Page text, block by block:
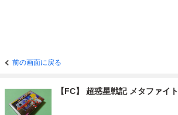
前の画面に戻る
【FC】 超惑星戦記 メタファイト